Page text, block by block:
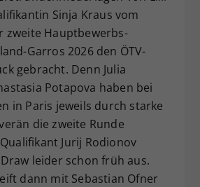
Sinja Kraus vom
zweite Hauptbewerbs-
Garros 2026 den ÖTV-
gebracht. Denn Julia
Potapova haben bei
in Paris jeweils durch starke
die zweite Runde
Jurij Rodionov
leider schon früh aus.
dann mit Sebastian Ofner
Wert speichert Ihre Consent-
Unter anderem eine
generierte ID, für die
Speicherung Ihrer
Einstellungen, falls der
Betreiber dies eingestellt